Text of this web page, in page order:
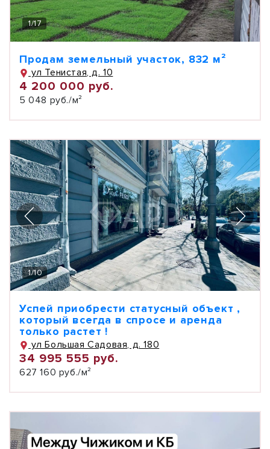
1/17
Продам земельный участок, 832 м²
ул Тенистая, д. 10
4 200 000 руб.
5 048 руб./м²
1/10
Успей приобрести статусный объект ,
который всегда в спросе и аренда
только растет !
ул Большая Садовая, д. 180
34 995 555 руб.
627 160 руб./м²